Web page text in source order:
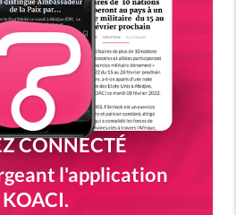
CONNECTÉ
l'application
KOACI.